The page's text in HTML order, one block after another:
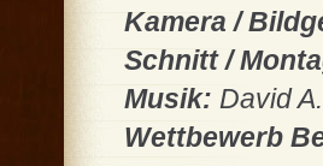
Kamera /
Schnitt /
Musik: David
Wettbewerb